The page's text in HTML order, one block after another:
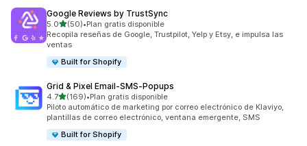
Google Reviews by TrustSync
5.0de 5 estrellas
(50)
50 reseñas en total
•Plan gratis disponible
Recopila reseñas de Google, Trustpilot, Yelp y Etsy, e impulsa las
ventas
Built for Shopify
Grid & Pixel Email‑SMS‑Popups
4.7de 5 estrellas
(169)
169 reseñas en total
•Plan gratis disponible
Piloto automático de marketing por correo electrónico de Klaviyo,
plantillas de correo electrónico, ventana emergente, SMS
Built for Shopify